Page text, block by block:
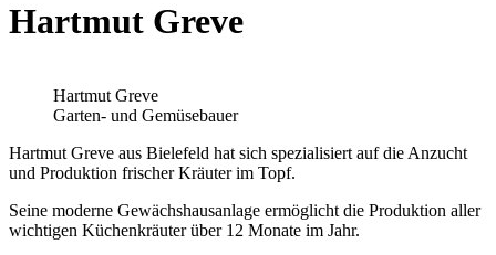
Hartmut Greve
Hartmut Greve
Garten- und Gemüsebauer
Hartmut Greve aus Bielefeld hat sich spezialisiert auf die Anzucht
und Produktion frischer Kräuter im Topf.
Seine moderne Gewächshausanlage ermöglicht die Produktion aller
wichtigen Küchenkräuter über 12 Monate im Jahr.